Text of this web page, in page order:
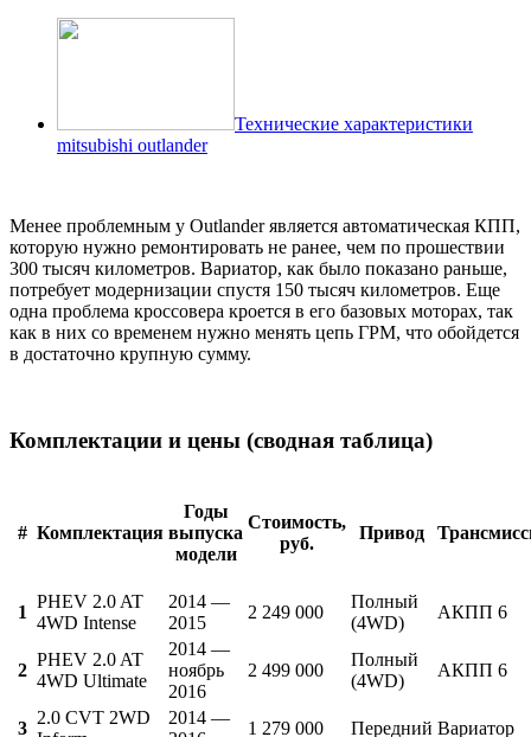
Технические характеристики
mitsubishi outlander
Менее проблемным у Outlander является автоматическая КПП,
которую нужно ремонтировать не ранее, чем по прошествии
300 тысяч километров. Вариатор, как было показано раньше,
потребует модернизации спустя 150 тысяч километров. Еще
одна проблема кроссовера кроется в его базовых моторах, так
как в них со временем нужно менять цепь ГРМ, что обойдется
в достаточно крупную сумму.
Комплектации и цены (сводная таблица)
# Комплектация
Годы
выпуска
модели
Стоимость,
руб.
Привод
1
PHEV 2.0 AT
4WD Intense
2014 —
2015
2 249 000
Полный
(4WD)
АКПП 6
2
PHEV 2.0 AT
4WD Ultimate
2014 —
ноябрь
2016
2 499 000
Полный
(4WD)
АКПП 6
3
2.0 CVT 2WD
2014 —
1 279 000 Передний Вариатор